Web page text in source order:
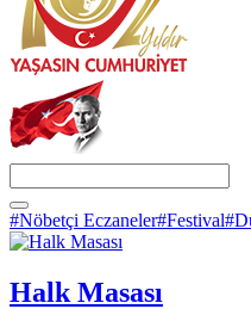
#Nöbetçi Eczaneler#Festival
Halk Masası